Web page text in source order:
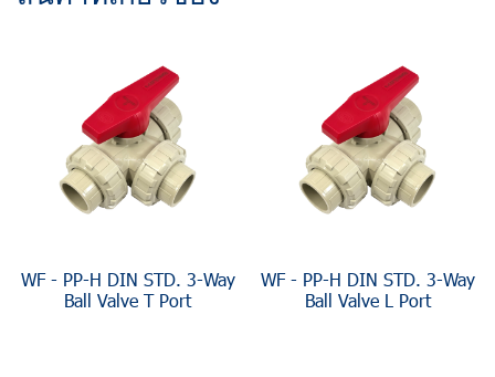
WF - PP-H DIN STD. 3-Way
Ball Valve T Port
WF - PP-H DIN STD. 3-Way
Ball Valve L Port